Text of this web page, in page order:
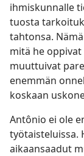
ihmiskunnalle
tuosta
tahtonsa.
mitä he oppivat
muuttuivat
enemmän
koskaan
Antônio ei ole
työtaisteluissa.
aikaansaadut